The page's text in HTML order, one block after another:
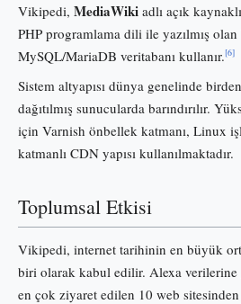
Vikipedi, MediaWiki adlı açık
PHP programlama dili ile yazılmış
MySQL/MariaDB veritabanı kullanır.[6]
Sistem altyapısı dünya genelinde
dağıtılmış sunucularda barındırılır.
için Varnish önbellek katmanı, Linux
katmanlı CDN yapısı kullanılmaktadır.
Toplumsal Etkisi
Vikipedi, internet tarihinin en büyük
biri olarak kabul edilir. Alexa verilerine
en çok ziyaret edilen 10 web